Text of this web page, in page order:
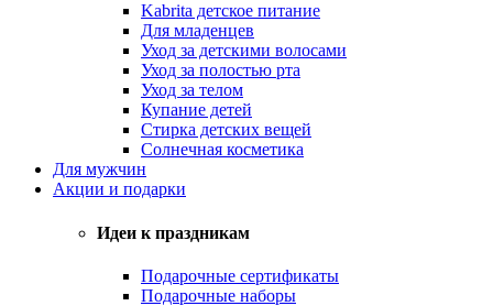
Kabrita детское питание
Для младенцев
Уход за детскими волосами
Уход за полостью рта
Уход за телом
Купание детей
Стирка детских вещей
Солнечная косметика
Для мужчин
Акции и подарки
Идеи к праздникам
Подарочные сертификаты
Подарочные наборы